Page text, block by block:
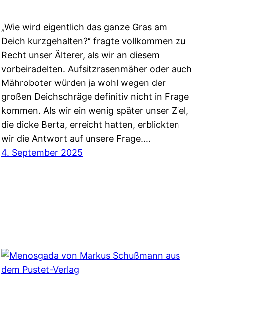
„Wie wird eigentlich das ganze Gras am
Deich kurzgehalten?“ fragte vollkommen zu
Recht unser Älterer, als wir an diesem
vorbeiradelten. Aufsitzrasenmäher oder auch
Mähroboter würden ja wohl wegen der
großen Deichschräge definitiv nicht in Frage
kommen. Als wir ein wenig später unser Ziel,
die dicke Berta, erreicht hatten, erblickten
wir die Antwort auf unsere Frage.…
4. September 2025